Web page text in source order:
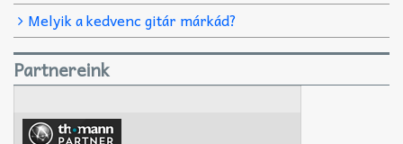
Melyik a kedvenc gitár márkád?
Partnereink